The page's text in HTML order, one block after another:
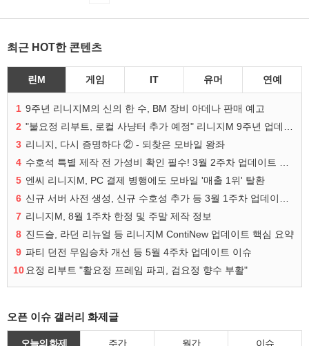
최근 HOT한 콘텐츠
린M 게임 IT 유머 연예
1 9주년 리니지M의 신의 한 수, BM 장비 아데나 판매 예고
2
3 리니지, 다시 증명하다 ② - 되찾은 모바일 왕좌
4
5 엔씨 리니지M, PC 결제 병행에도 모바일 '매출 1위' 탈환
6
7 리니지M, 8월 1주차 한정 및 주말 제작 정보
8 진드슬, 라던 리뉴얼 등 리니지M ContiNew 업데이트 핵심 요약
9 파티 던전 무임승차 개선 등 5월 4주차 업데이트 이슈
10 요정 리부트 "활요정 프레임 파괴, 검요정 향수 부활"
오픈 이슈 갤러리 화제글
오늘의 화제 주간 월간 이슈